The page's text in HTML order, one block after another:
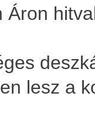
Áron
lesz a